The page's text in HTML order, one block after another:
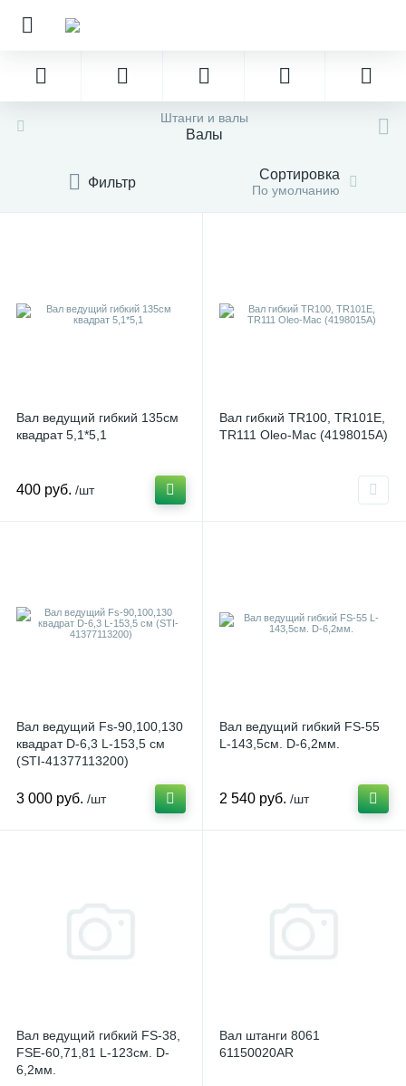
Штанги и валы
Валы
Фильтр Сортировка
По умолчанию
Вал ведущий гибкий 135см
квадрат 5,1*5,1
400 руб. /шт
Вал гибкий TR100, TR101E,
TR111 Oleo-Mac (4198015A)
Вал ведущий Fs-90,100,130
квадрат D-6,3 L-153,5 см
(STI-41377113200)
3 000 руб. /шт
Вал ведущий гибкий FS-55
L-143,5см. D-6,2мм.
2 540 руб. /шт
Вал ведущий гибкий FS-38,
FSE-60,71,81 L-123см. D-
6,2мм.
Вал штанги 8061
61150020AR